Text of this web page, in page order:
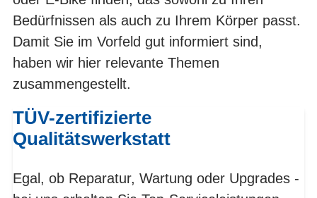
Bedürfnissen als auch zu Ihrem Körper passt.
Damit Sie im Vorfeld gut informiert sind,
haben wir hier relevante Themen
zusammengestellt.
TÜV-zertifizierte
Qualitätswerkstatt
Egal, ob Reparatur, Wartung oder Upgrades -